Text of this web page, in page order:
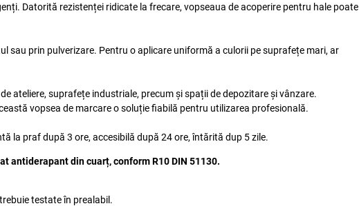
Datorită rezistenței ridicate la frecare, vopseaua de acoperire pentru hale poate
sau prin pulverizare. Pentru o aplicare uniformă a culorii pe suprafețe mari, ar
ateliere, suprafețe industriale, precum și spații de depozitare și vânzare.
vopsea de marcare o soluție fiabilă pentru utilizarea profesională.
la praf după 3 ore, accesibilă după 24 ore, întărită dup 5 zile.
antiderapant din cuarț, conform R10 DIN 51130.
testate în prealabil.